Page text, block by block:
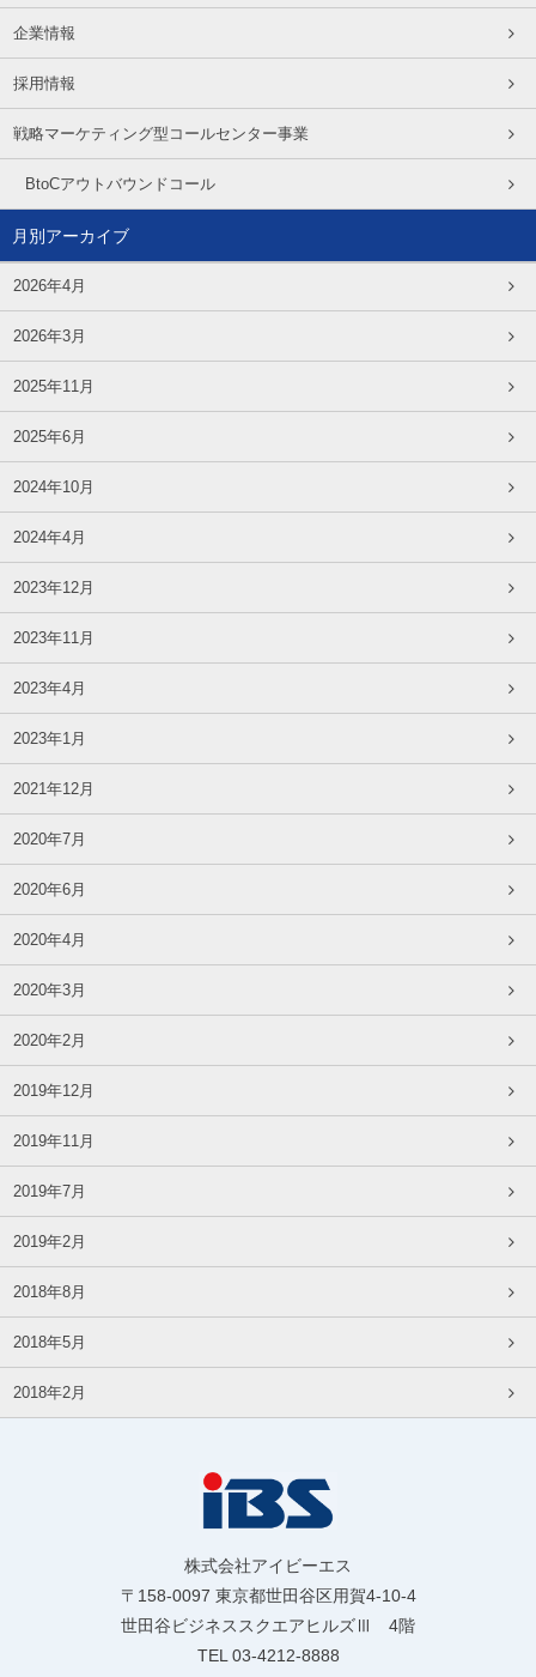
企業情報
採用情報
戦略マーケティング型コールセンター事業
BtoCアウトバウンドコール
月別アーカイブ
2026年4月
2026年3月
2025年11月
2025年6月
2024年10月
2024年4月
2023年12月
2023年11月
2023年4月
2023年1月
2021年12月
2020年7月
2020年6月
2020年4月
2020年3月
2020年2月
2019年12月
2019年11月
2019年7月
2019年2月
2018年8月
2018年5月
2018年2月
株式会社アイビーエス
〒158-0097 東京都世田谷区用賀4-10-4
世田谷ビジネススクエアヒルズⅢ 4階
TEL 03-4212-8888